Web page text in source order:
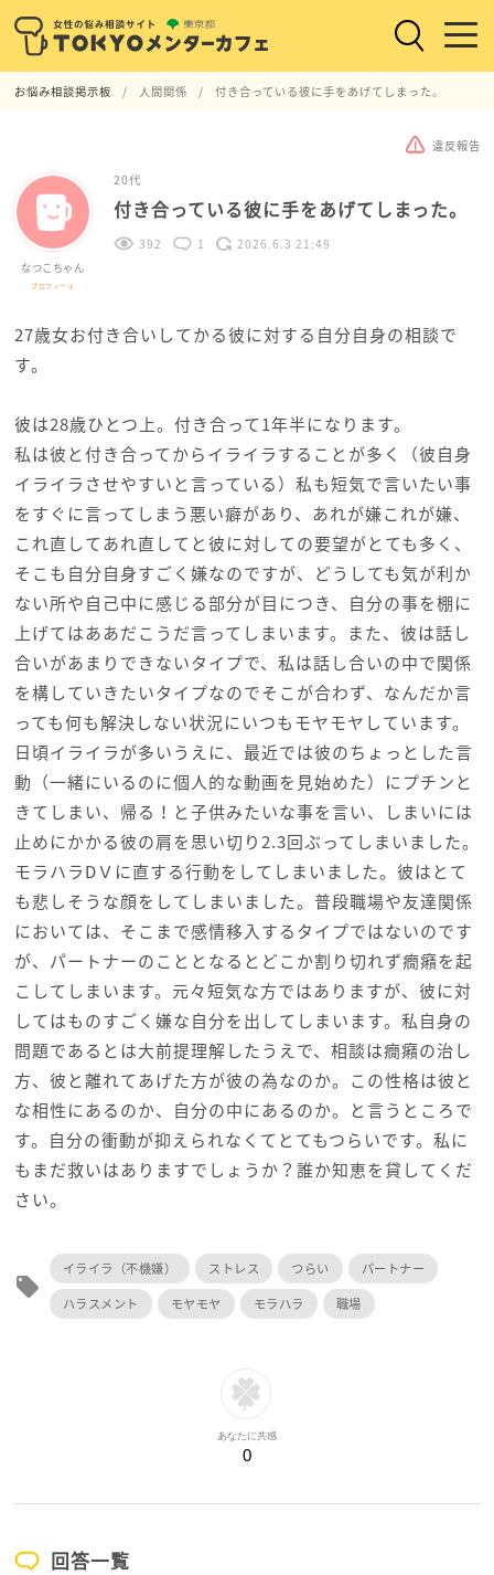
お悩み相談掲示板 人間関係 付き合っている彼に手をあげてしまった。
違反報告
なつこちゃん
プロフィール
20代
付き合っている彼に手をあげてしまった。
392 1 2026.6.3 21:49
27歳女お付き合いしてかる彼に対する自分自身の相談で
す。
彼は28歳ひとつ上。付き合って1年半になります。
私は彼と付き合ってからイライラすることが多く（彼自身
イライラさせやすいと言っている）私も短気で言いたい事
をすぐに言ってしまう悪い癖があり、あれが嫌これが嫌、
これ直してあれ直してと彼に対しての要望がとても多く、
そこも自分自身すごく嫌なのですが、どうしても気が利か
ない所や自己中に感じる部分が目につき、自分の事を棚に
上げてはああだこうだ言ってしまいます。また、彼は話し
合いがあまりできないタイプで、私は話し合いの中で関係
を構していきたいタイプなのでそこが合わず、なんだか言
っても何も解決しない状況にいつもモヤモヤしています。
日頃イライラが多いうえに、最近では彼のちょっとした言
動（一緒にいるのに個人的な動画を見始めた）にプチンと
きてしまい、帰る！と子供みたいな事を言い、しまいには
止めにかかる彼の肩を思い切り2.3回ぶってしまいました。
モラハラDＶに直する行動をしてしまいました。彼はとて
も悲しそうな顔をしてしまいました。普段職場や友達関係
においては、そこまで感情移入するタイプではないのです
が、パートナーのこととなるとどこか割り切れず癇癪を起
こしてしまいます。元々短気な方ではありますが、彼に対
してはものすごく嫌な自分を出してしまいます。私自身の
問題であるとは大前提理解したうえで、相談は癇癪の治し
方、彼と離れてあげた方が彼の為なのか。この性格は彼と
な相性にあるのか、自分の中にあるのか。と言うところで
す。自分の衝動が抑えられなくてとてもつらいです。私に
もまだ救いはありますでしょうか？誰か知恵を貸してくだ
さい。
local_offer
イライラ（不機嫌） ストレス つらい
パートナー
ハラスメント
モヤモヤ モラハラ 職場
あなたに共感
0
回答一覧